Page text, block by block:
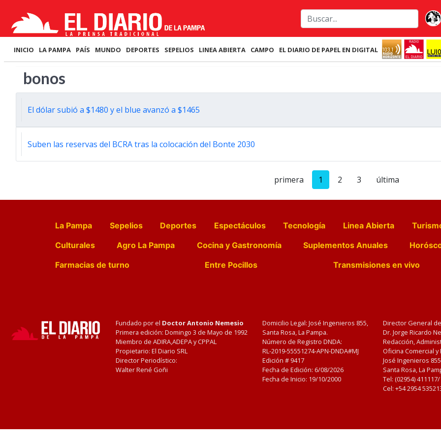
INICIO LA PAMPA PAÍS MUNDO DEPORTES SEPELIOS LINEA ABIERTA CAMPO EL DIARIO DE PAPEL EN DIGITAL
bonos
El dólar subió a $1480 y el blue avanzó a $1465
Suben las reservas del BCRA tras la colocación del Bonte 2030
primera 1 2 3 última
La Pampa Sepelios Deportes Espectáculos Tecnología Linea Abierta
Culturales
Agro La Pampa Cocina y Gastronomía Suplementos Anuales
Farmacias de turno
Entre Pocillos Transmisiones en vivo
Fundado por el Doctor Antonio Nemesio
Primera edición: Domingo 3 de Mayo de 1992
Miembro de ADIRA,ADEPA y CPPAL
Propietario: El Diario SRL
Director Periodístico:
Walter René Goñi
Domicilio Legal: José Ingenieros 855,
Santa Rosa, La Pampa.
Número de Registro DNDA:
RL-2019-55551274-APN-DNDA#MJ
Edición # 9417
Fecha de Edición: 6/08/2026
Fecha de Inicio: 19/10/2000
Director General
Dr. Jorge Ricardo
Redacción,
Oficina Comercial
José Ingenieros
Santa Rosa, La
Tel: (02954)
Cel: +54 2954